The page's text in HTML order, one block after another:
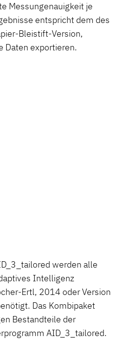
Messungenauigkeit je
entspricht dem des
Bleistift-Version,
Daten exportieren.
werden alle
Intelligenz
Ertl, 2014 oder Version
Das Kombipaket
Bestandteile der
AID_3_tailored.